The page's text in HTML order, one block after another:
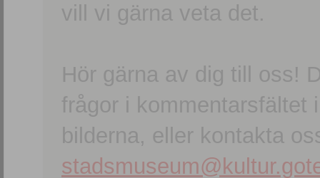
vill vi gärna veta det.
Hör gärna av dig till oss!
frågor i kommentarsfältet
bilderna, eller kontakta